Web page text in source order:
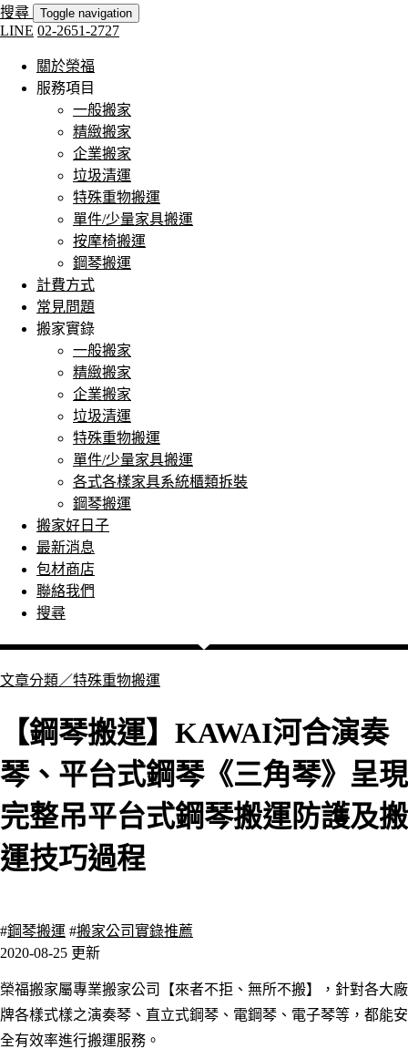
搜尋 Toggle navigation
LINE 02-2651-2727
關於榮福
服務項目
一般搬家
精緻搬家
企業搬家
垃圾清運
特殊重物搬運
單件/少量家具搬運
按摩椅搬運
鋼琴搬運
計費方式
常見問題
搬家實錄
一般搬家
精緻搬家
企業搬家
垃圾清運
特殊重物搬運
單件/少量家具搬運
各式各樣家具系統櫃類拆裝
鋼琴搬運
搬家好日子
最新消息
包材商店
聯絡我們
搜尋
文章分類／特殊重物搬運
【鋼琴搬運】KAWAI河合演奏
琴、平台式鋼琴《三角琴》呈現
完整吊平台式鋼琴搬運防護及搬
運技巧過程
#鋼琴搬運 #搬家公司實錄推薦
2020-08-25 更新
榮福搬家屬專業搬家公司【來者不拒、無所不搬】
，針對各大廠
牌各樣式樣之演奏琴 、直立式鋼琴 、電鋼琴 、電子琴等，都能安
全有效率進行搬運服務。